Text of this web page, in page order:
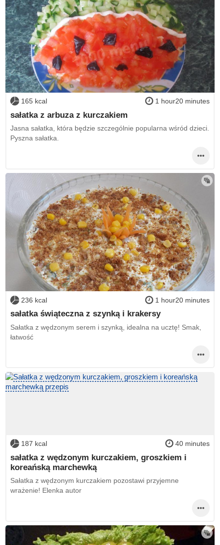
165 kcal 1 hour20 minutes
sałatka z arbuza z kurczakiem
Jasna sałatka, która będzie szczególnie popularna wśród dzieci.
Pyszna sałatka.
236 kcal 1 hour20 minutes
sałatka świąteczna z szynką i krakersy
Sałatka z wędzonym serem i szynką, idealna na ucztę! Smak,
łatwość
187 kcal 40 minutes
sałatka z wędzonym kurczakiem, groszkiem i
koreańską marchewką
Sałatka z wędzonym kurczakiem pozostawi przyjemne
wrażenie! Elenka autor